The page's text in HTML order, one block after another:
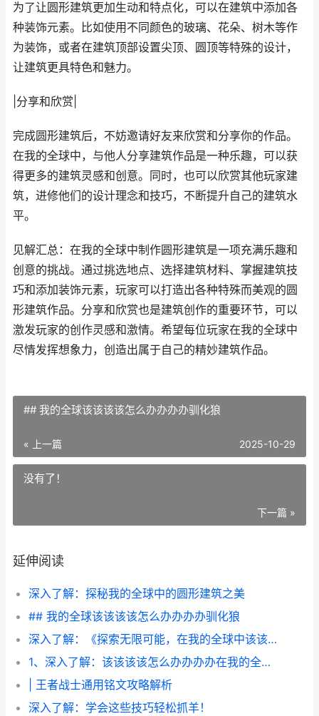
为了让圆形建筑更加生动和特点化，可以在建筑中添加各
种装饰元素。比如使用不同颜色的玻璃、花朵、树木等作
为装饰，或者在建筑顶部设置尖顶、圆顶等特殊的设计，
让建筑更具特色和魅力。
|分享和欣赏|
完成圆形建筑后，不妨邀请好友来欣赏和分享你的作品。
在我的全球中，与他人分享建筑作品是一种乐趣，可以获
得更多的建筑灵感和创意。同时，也可以欣赏其他玩家建
筑，进修他们的设计理念和技巧，不断提升自己的建筑水
平。
见解汇总：在我的全球中制作圆形建筑是一项充满乐趣和
创意的挑战。通过挑选地点、选择建筑材料、掌握建筑技
巧和添加装饰元素，玩家可以打造出各种特殊而美观的圆
形建筑作品。分享和欣赏也是建筑创作的重要环节，可以
激发玩家的创作灵感和激情。希望每位玩家在我的全球中
尽情发挥想象力，创造出属于自己的精妙建筑作品。
## 我的全球该该该该怎么办办办办驯化狼
« 上一篇 2025-10-29
没有了！
下一篇 »
延伸阅读
深入了解：探秘我的全球中的圆形建筑之美
## 我的全球该该该该怎么办办办办驯化狼
深入了解：《探索无限可能，在我的全球中该该该该怎么办办办办玩转游戏乐趣》
1、深入了解：该该该该怎么办办办办在我的全球中清除水
| 王者战士通用铭文攻略解析
深入了解：学会这些技巧轻松抓羊！